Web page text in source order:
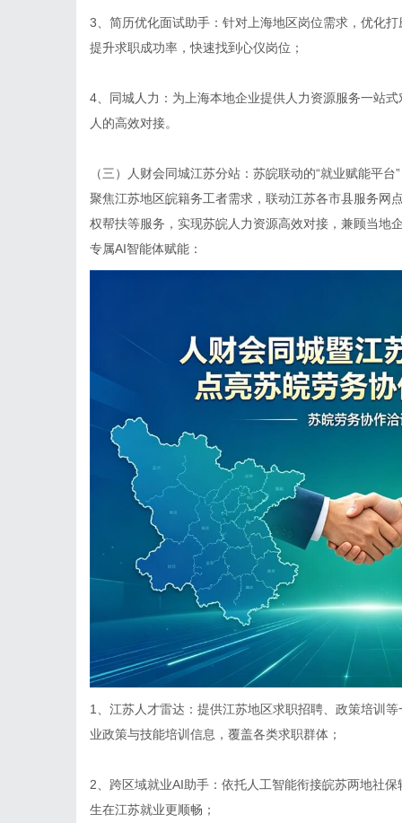
3、简历优化面试助手：针对上海地区岗位需求，优化
提升求职成功率，快速找到心仪岗位；
4、同城人力：为上海本地企业提供人力资源服务一站
人的高效对接。
（三） 人财会同城江苏分站 ：苏皖联动的“就业赋能平台”
聚焦江苏地区皖籍务工者需求，联动江苏各市县服务网
权帮扶等服务，实现苏皖人力资源高效对接，兼顾当地
专属AI智能体赋能：
1、江苏人才雷达：提供江苏地区求职招聘、政策培训
业政策与技能培训信息，覆盖各类求职群体；
2、跨区域就业AI助手：依托人工智能衔接皖苏两地社
生在江苏就业更顺畅；